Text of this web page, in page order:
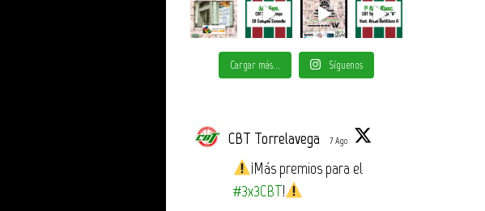
Cargar más... Síguenos
CBT Torrelavega 7 Ago
¡Más premios para el
#3x3CBT!